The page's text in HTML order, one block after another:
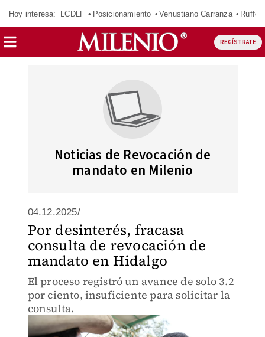
Hoy interesa: LCDLF Posicionamiento Venustiano Carranza Ruffo
REGÍSTRATE
Noticias de Revocación de
mandato en Milenio
04.12.2025/
Por desinterés, fracasa
consulta de revocación de
mandato en Hidalgo
El proceso registró un avance de solo 3.2
por ciento, insuficiente para solicitar la
consulta.